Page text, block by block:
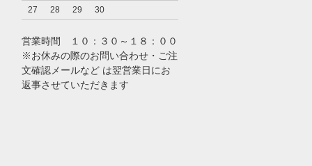
27
28 29 30
営業時間 １０：３０～１８：００
※お休みの際のお問い合わせ・ご注
文確認メールなど は翌営業日にお
返事させていただきます